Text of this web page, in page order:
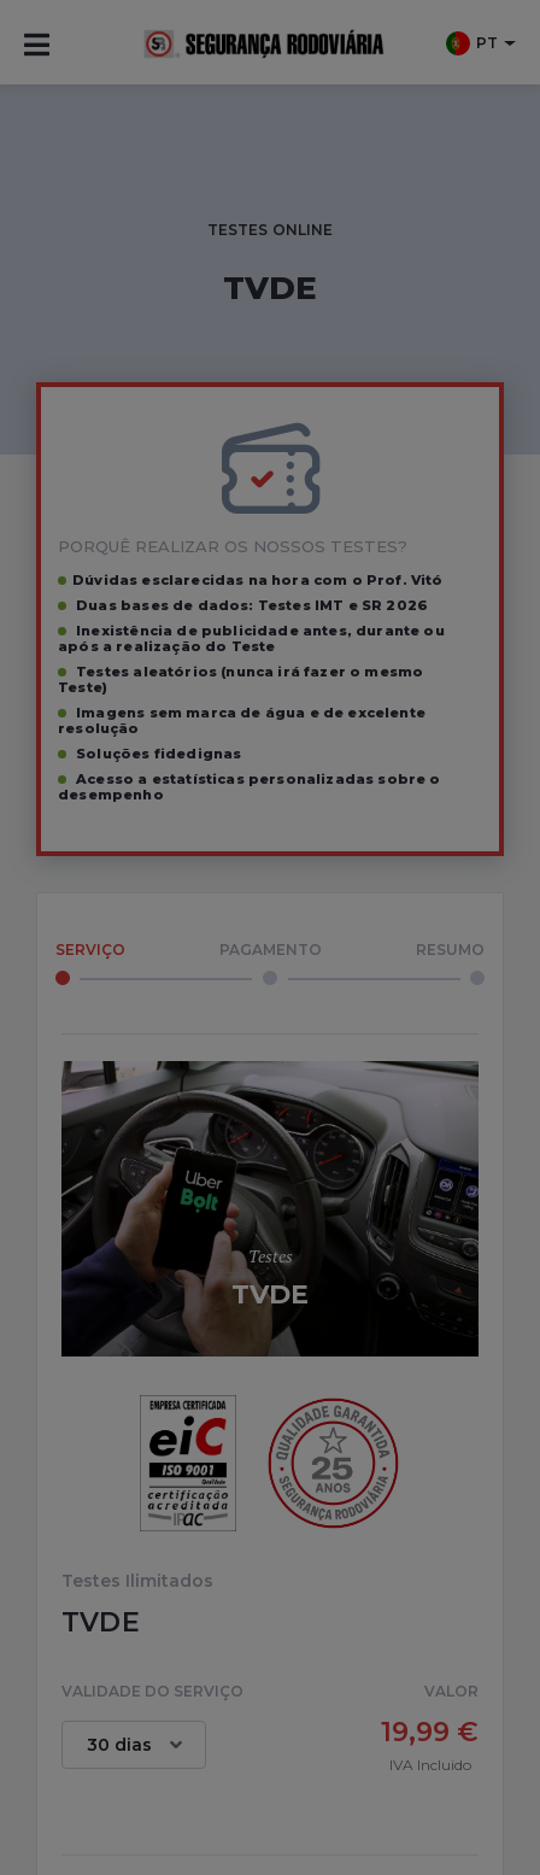
PT
TESTES ONLINE
TVDE
PORQUÊ REALIZAR OS NOSSOS TESTES?
Dúvidas esclarecidas na hora com o Prof. Vitó
Duas bases de dados: Testes IMT e SR 2026
Inexistência de publicidade antes, durante ou
após a realização do Teste
Testes aleatórios (nunca irá fazer o mesmo
Teste)
Imagens sem marca de água e de excelente
resolução
Soluções fidedignas
Acesso a estatísticas personalizadas sobre o
desempenho
SERVIÇO PAGAMENTO RESUMO
Testes
TVDE
Testes Ilimitados
TVDE
VALIDADE DO SERVIÇO VALOR
19,99 €
IVA Incluido